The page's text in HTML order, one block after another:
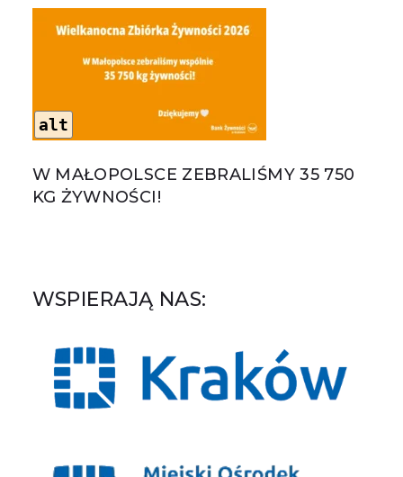
alt
W MAŁOPOLSCE ZEBRALIŚMY 35 750
KG ŻYWNOŚCI!
WSPIERAJĄ NAS: